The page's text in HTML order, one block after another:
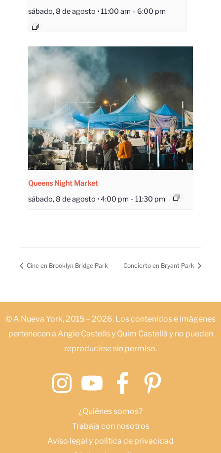
sábado, 8 de agosto • 11:00 am - 6:00 pm
Queens Night Market
sábado, 8 de agosto • 4:00 pm - 11:30 pm
Cine en Brooklyn Bridge Park Concierto en Bryant Park
© A Nueva York, 2015 – 2026. Los contenidos e imágenes
pertenecen a Angie Castells y Quim Castellà y no pueden
reproducirse sin permiso.
¿Quiénes somos?
Trabaja con nosotros
Aviso legal y política de privacidad